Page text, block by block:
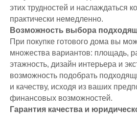
этих трудностей и наслаждаться
практически немедленно.
Возможность выбора
При покупке готового дома вы
множества вариантов: площадь,
этажность, дизайн интерьера и
возможность подобрать
и качеству, исходя из ваших
финансовых возможностей.
Гарантия качества и